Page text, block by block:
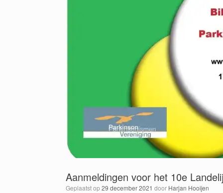
Aanmeldingen voor het 10e
Geplaatst op29 december 2021 door Harjan Hooijen